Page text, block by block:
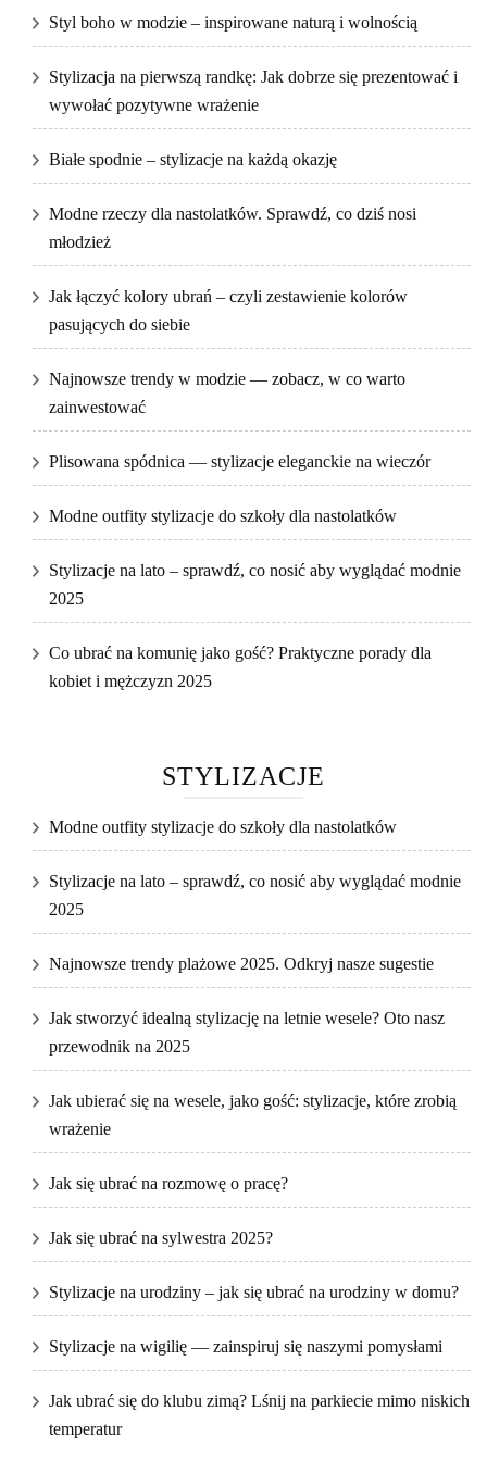
Styl boho w modzie – inspirowane naturą i wolnością
Stylizacja na pierwszą randkę: Jak dobrze się prezentować i
wywołać pozytywne wrażenie
Białe spodnie – stylizacje na każdą okazję
Modne rzeczy dla nastolatków. Sprawdź, co dziś nosi
młodzież
Jak łączyć kolory ubrań – czyli zestawienie kolorów
pasujących do siebie
Najnowsze trendy w modzie — zobacz, w co warto
zainwestować
Plisowana spódnica — stylizacje eleganckie na wieczór
Modne outfity stylizacje do szkoły dla nastolatków
Stylizacje na lato – sprawdź, co nosić aby wyglądać modnie
2025
Co ubrać na komunię jako gość? Praktyczne porady dla
kobiet i mężczyzn 2025
STYLIZACJE
Modne outfity stylizacje do szkoły dla nastolatków
Stylizacje na lato – sprawdź, co nosić aby wyglądać modnie
2025
Najnowsze trendy plażowe 2025. Odkryj nasze sugestie
Jak stworzyć idealną stylizację na letnie wesele? Oto nasz
przewodnik na 2025
Jak ubierać się na wesele, jako gość: stylizacje, które zrobią
wrażenie
Jak się ubrać na rozmowę o pracę?
Jak się ubrać na sylwestra 2025?
Stylizacje na urodziny – jak się ubrać na urodziny w domu?
Stylizacje na wigilię — zainspiruj się naszymi pomysłami
Jak ubrać się do klubu zimą? Lśnij na parkiecie mimo niskich
temperatur